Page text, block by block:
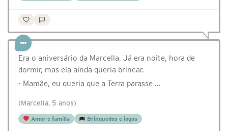
Era o aniversário da Marcella. Já era noite, hora de
dormir, mas ela ainda queria brincar.
- Mamãe, eu queria que a Terra parasse …
(Marcella, 5 anos)
Amor e família Brinquedos e jogos